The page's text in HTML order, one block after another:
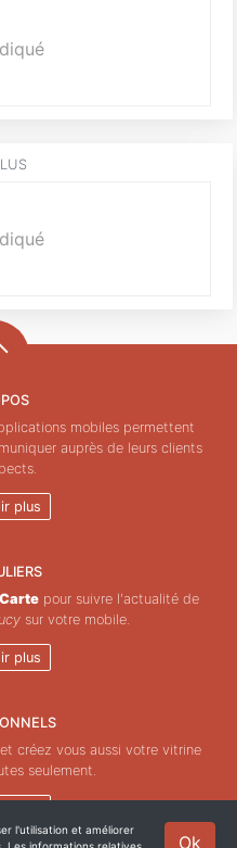
mobiles permettent
auprès de leurs clients
plus
pour suivre l'actualité de
sur votre mobile.
plus
créez vous aussi votre vitrine
seulement.
Ok
l'utilisation et améliorer